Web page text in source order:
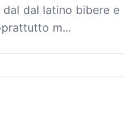
dal latino bibere e
m...